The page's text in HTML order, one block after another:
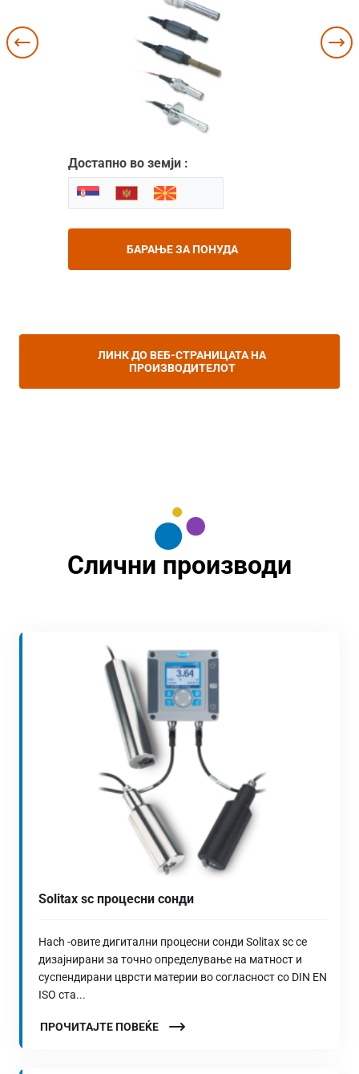
Достапно во земји :
БАРАЊЕ ЗА ПОНУДА
ЛИНК ДО ВЕБ-СТРАНИЦАТА НА
ПРОИЗВОДИТЕЛОТ
Слични производи
Solitax sc процесни сонди
Hach -овите дигитални процесни сонди Solitax sc се
дизајнирани за точно определување на матност и
суспендирани цврсти материи во согласност со DIN EN
ISO ста...
ПРОЧИТАЈТЕ ПОВЕЌЕ